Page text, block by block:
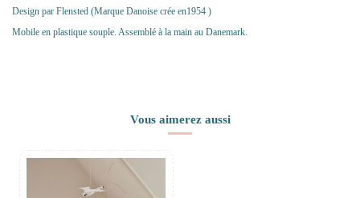
Design par Flensted (Marque Danoise crée en1954 )
Mobile en plastique souple. Assemblé à la main au Danemark.
Vous aimerez aussi